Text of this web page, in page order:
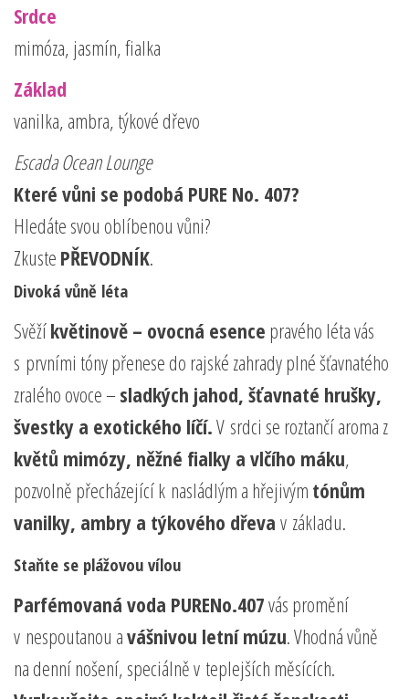
Srdce
mimóza, jasmín, fialka
Základ
vanilka, ambra, týkové dřevo
Escada Ocean Lounge
Které vůni se podobá PURE No. 407?
Hledáte svou oblíbenou vůni?
Zkuste PŘEVODNÍK.
Divoká vůně léta
Svěžíkvětinově – ovocná esence pravého léta vás
s prvními tóny přenese do rajské zahrady plné šťavnatého
zralého ovoce – sladkých jahod, šťavnaté hrušky,
švestky a exotického líčí.V srdci se roztančí aroma z
květů mimózy, něžné fialky a vlčího máku,
pozvolně přecházející k nasládlým a hřejivým tónům
vanilky, ambry a týkového dřeva v základu.
Staňte se plážovou vílou
Parfémovaná voda PURENo.407vás promění
v nespoutanou avášnivou letní múzu. Vhodná vůně
na denní nošení, speciálně v teplejších měsících.